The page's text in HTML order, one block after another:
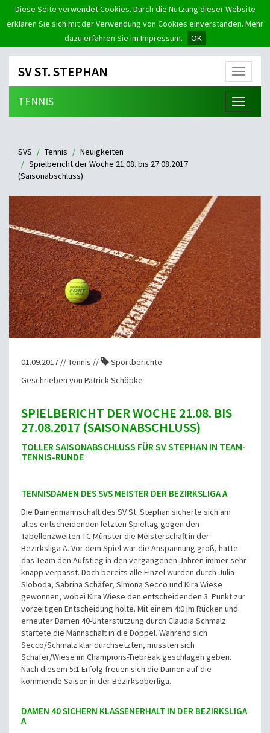
Diese Seite verwendet Cookies. Durch die Nutzung dieser Website
erklären Sie sich mit der Verwendung von Cookies einverstanden. Mehr
dazu erfahren Sie im Impressum.
OK
Menü
SV ST. STEPHAN
Menü
TENNIS
SVS Tennis
Neuigkeiten
Spielbericht der Woche 21.08. bis 27.08.2017
(Saisonabschluss)
01.09.2017 // Tennis //
Sportberichte
Geschrieben von Patrick Schöpke
SPIELBERICHT DER WOCHE 21.08. BIS
27.08.2017 (SAISONABSCHLUSS)
TOLLER SAISONABSCHLUSS FÜR SV STEPHAN IN TEAM-
TENNIS-RUNDE
TENNISDAMEN DES SVS MEISTER DER BEZIRKSLIGA A
Die Damenmannschaft des SV St. Stephan sicherte sich am
alles entscheidenden letzten Spieltag gegen den
Tabellenzweiten TC Münster die Meisterschaft in der
Bezirksliga A. Vor dem Spiel war die Anspannung groß, hatte
das Team den Aufstieg in den vergangenen Jahren immer sehr
knapp verpasst. Doch bereits alle Einzel wurden durch Julia
Sloboda, Sabrina Schäfer, Simona Secco und Kira Wiese
gewonnen, wobei Kira Wiese den entscheidenden 3. Punkt zur
vorzeitigen Entscheidung holte. Mit einem 4:0 im Rücken und
erneuter Damen 40-Unterstützung durch Claudia Schmalz
startete die Mannschaft in die Doppel. Während sich
Secco/Schmalz klar durchsetzten, mussten sich
Schäfer/Wiese im Champions-Tiebreak geschlagen geben.
Nach diesem 5:1 Erfolg freuen sich die Damen auf die
kommende Saison in der Bezirksoberliga.
DAMEN 40 SICHERN KLASSENERHALT IN DER BEZIRKSLIGA
A